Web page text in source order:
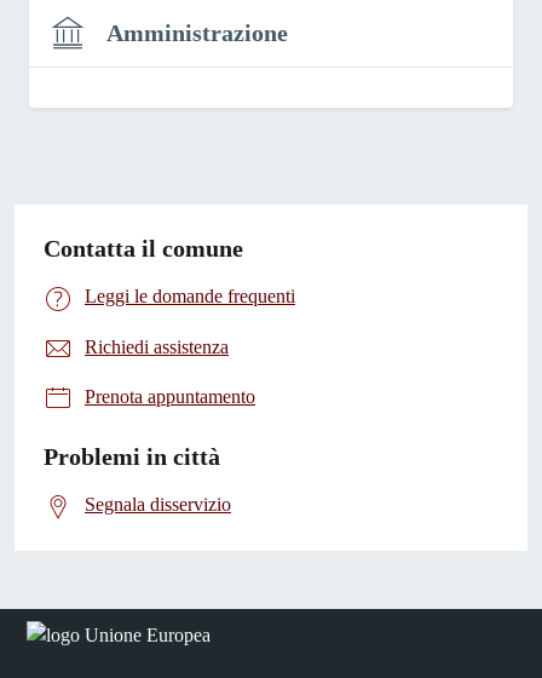
Amministrazione
Contatta il comune
Leggi le domande frequenti
Richiedi assistenza
Prenota appuntamento
Problemi in città
Segnala disservizio